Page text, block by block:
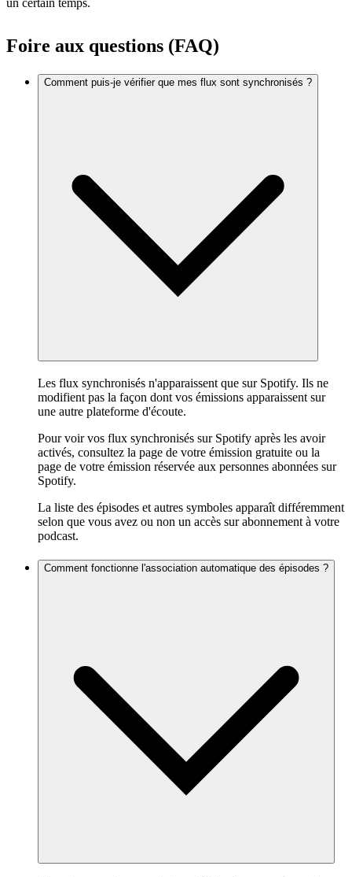
un certain temps.
Foire aux questions (FAQ)
Comment puis-je vérifier que mes flux sont synchronisés ?
Les flux synchronisés n'apparaissent que sur Spotify. Ils ne
modifient pas la façon dont vos émissions apparaissent sur
une autre plateforme d'écoute.
Pour voir vos flux synchronisés sur Spotify après les avoir
activés, consultez la page de votre émission gratuite ou la
page de votre émission réservée aux personnes abonnées sur
Spotify.
La liste des épisodes et autres symboles apparaît différemment
selon que vous avez ou non un accès sur abonnement à votre
podcast.
Comment fonctionne l'association automatique des épisodes ?